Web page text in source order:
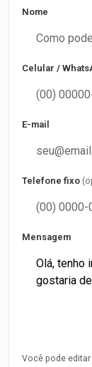
Nome
Celular /
E-mail
Telefone fixo
Mensagem
Você pode